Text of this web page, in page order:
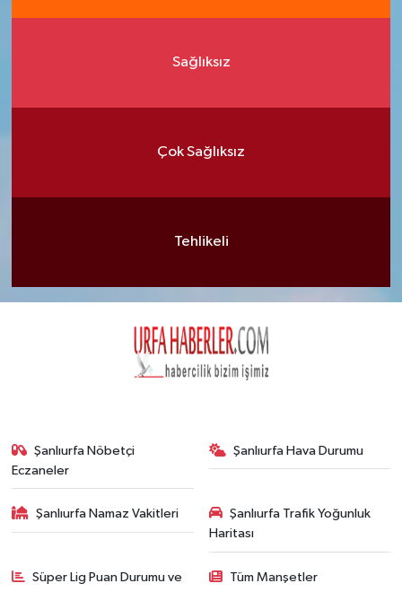
Sağlıksız
Çok Sağlıksız
Tehlikeli
Şanlıurfa Nöbetçi
Eczaneler
Şanlıurfa Hava Durumu
Şanlıurfa Namaz Vakitleri
Şanlıurfa Trafik Yoğunluk
Haritası
Süper Lig Puan Durumu ve
Tüm Manşetler